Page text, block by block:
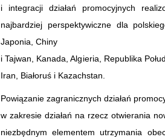
i integracji działań promocyjnych
najbardziej perspektywiczne dla
Japonia, Chiny
i Tajwan, Kanada, Algieria, Republika
Iran, Białoruś i Kazachstan.
Powiązanie zagranicznych działań
w zakresie działań na rzecz otwierania
niezbędnym elementem utrzymania